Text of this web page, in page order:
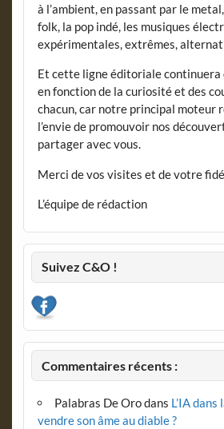
à l’ambient, en passant par le
folk, la pop indé, les musiques
expérimentales, extrêmes,
Et cette ligne éditoriale continuera
en fonction de la curiosité et des
chacun, car notre principal moteur
l’envie de promouvoir nos
partager avec vous.
Merci de vos visites et de votre
L’équipe de rédaction
Suivez C&O !
Commentaires récents :
Palabras De Orodans L’IA
vendre son âme au diable ?